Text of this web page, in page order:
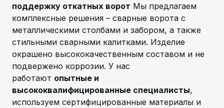
поддержку откатных ворот Мы предлагаем
комплексные решения – сварные ворота с
металлическими столбами и забором, а также
стильными сварными калитками. Изделие
окрашено высококачественным составом и не
подвержено коррозии. У нас
работают опытные и
высококвалифицированные специалисты,
используем сертифицированные материалы и